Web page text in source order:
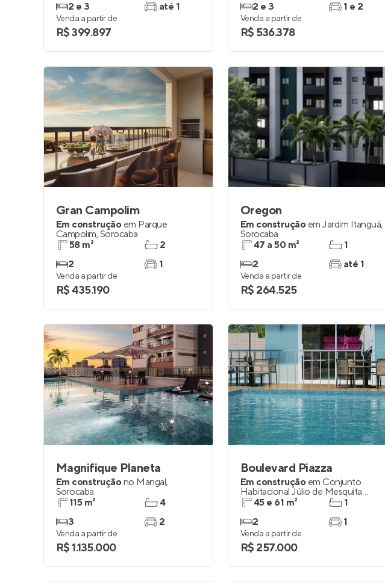
2 e 3
até 1
Venda a partir de
R$ 399.897
2 e 3
1 e 2
Venda a partir de
R$ 536.378
Gran Campolim
Em construção em Parque
Campolim,Sorocaba
58 m²
2
2
1
Venda a partir de
R$ 435.190
Oregon
Em construção em Jardim Itanguá,
Sorocaba
47 a 50 m²
2
1
até 1
Venda a partir de
R$ 264.525
Magnifique Planeta
Em construçãono Mangal,
Sorocaba
115 m²
3
4
2
Venda a partir de
R$ 1.135.000
Boulevard Piazza
Em construção em Conjunto
Habitacional Júlio de Mesquita
Filho,Sorocaba
45 e 61 m²
2
1
1
Venda a partir de
R$ 257.000